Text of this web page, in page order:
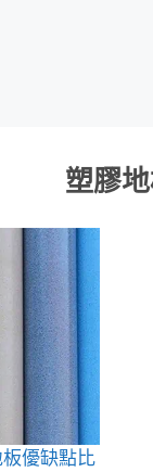
塑膠
板優缺點比